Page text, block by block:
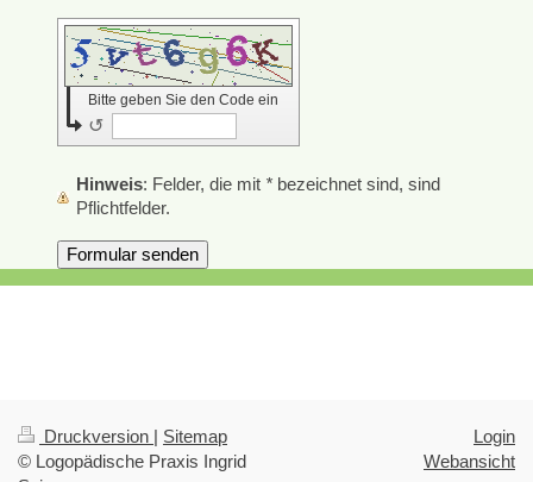
Bitte geben Sie den Code ein
↺
Hinweis : Felder, die mit * bezeichnet sind, sind
Pflichtfelder.
Druckversion | Sitemap
© Logopädische Praxis Ingrid
Login
Webansicht